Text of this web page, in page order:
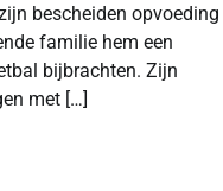
bescheiden opvoeding
familie hem een
bijbrachten. Zijn
met […]